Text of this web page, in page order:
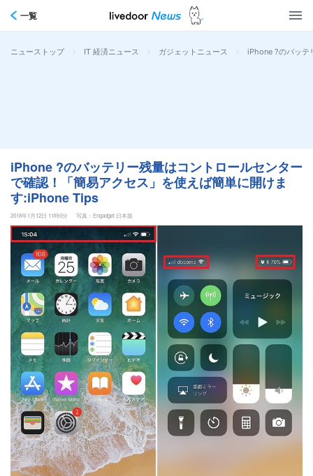
一覧
ニューストップ > IT 経済ニュース > ガジェットニュース > iPhone ?のバッテ
iPhone ?のバッテリー残量はコントロールセンター
で確認！「簡易アクセス」を使えば簡単に開けま
す:iPhone Tips
2018年1月12日 11時0分 写真：Engadget 日本版